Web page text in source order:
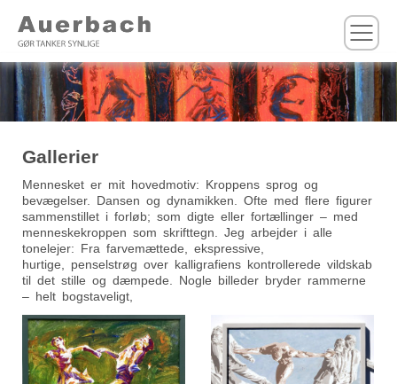
Gallerier
Mennesket er mit hovedmotiv: Kroppens sprog og
bevægelser. Dansen og dynamikken. Ofte med flere figurer
sammenstillet i forløb; som digte eller fortællinger – med
menneskekroppen som skrifttegn. Jeg arbejder i alle
tonelejer: Fra farvemættede, ekspressive,
hurtige, penselstrøg over kalligrafiens kontrollerede vildskab
til det stille og dæmpede. Nogle billeder bryder rammerne
– helt bogstaveligt,